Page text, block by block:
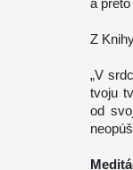
a
Z
„V
tvoju
od